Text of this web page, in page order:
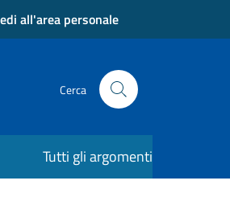
all'area personale
Cerca
Tutti gli argomenti